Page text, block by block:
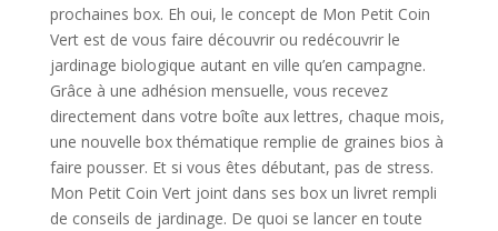
prochaines box. Eh oui, le concept de Mon Petit Coin
Vert est de vous faire découvrir ou redécouvrir le
jardinage biologique autant en ville qu’en campagne.
Grâce à une adhésion mensuelle, vous recevez
directement dans votre boîte aux lettres, chaque mois,
une nouvelle box thématique remplie de graines bios à
faire pousser. Et si vous êtes débutant, pas de stress.
Mon Petit Coin Vert joint dans ses box un livret rempli
de conseils de jardinage. De quoi se lancer en toute